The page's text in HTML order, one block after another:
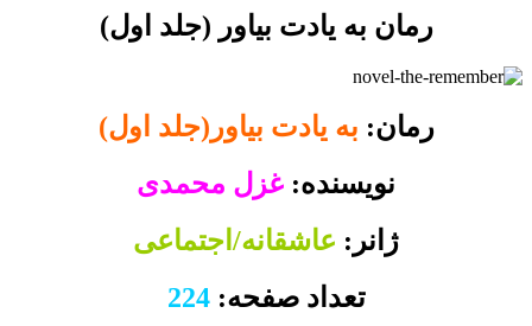
رمان به یادت بیاور (جلد اول)
رمان: به یادت بیاور(جلد اول)
نویسنده: غزل محمدی
ژانر: عاشقانه/اجتماعی
تعداد صفحه:224